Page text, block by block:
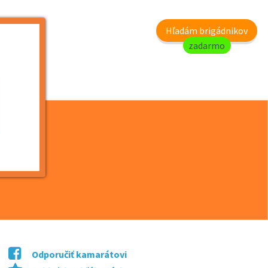
Hľadám brigádnikov
zadarmo
t...
Odporučiť kamarátovi